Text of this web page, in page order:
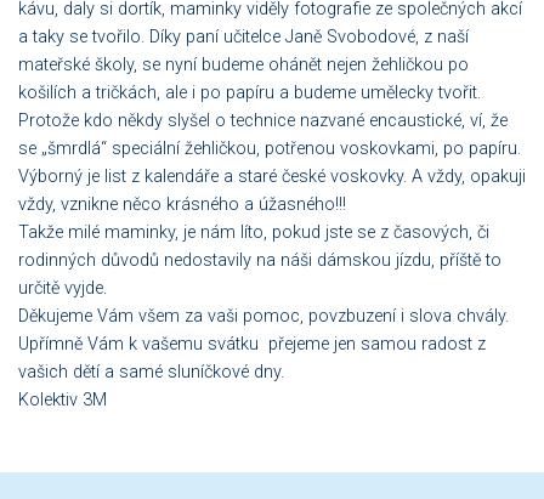
kávu, daly si dortík, maminky viděly fotografie ze společných akcí
a taky se tvořilo. Díky paní učitelce Janě Svobodové, z naší
mateřské školy, se nyní budeme ohánět nejen žehličkou po
košilích a tričkách, ale i po papíru a budeme umělecky tvořit.
Protože kdo někdy slyšel o technice nazvané encaustické, ví, že
se „šmrdlá“ speciální žehličkou, potřenou voskovkami, po papíru.
Výborný je list z kalendáře a staré české voskovky. A vždy, opakuji
vždy, vznikne něco krásného a úžasného!!!
Takže milé maminky, je nám líto, pokud jste se z časových, či
rodinných důvodů nedostavily na náši dámskou jízdu, příště to
určitě vyjde.
Děkujeme Vám všem za vaši pomoc, povzbuzení i slova chvály.
Upřímně Vám k vašemu svátku přejeme jen samou radost z
vašich dětí a samé sluníčkové dny.
Kolektiv 3M